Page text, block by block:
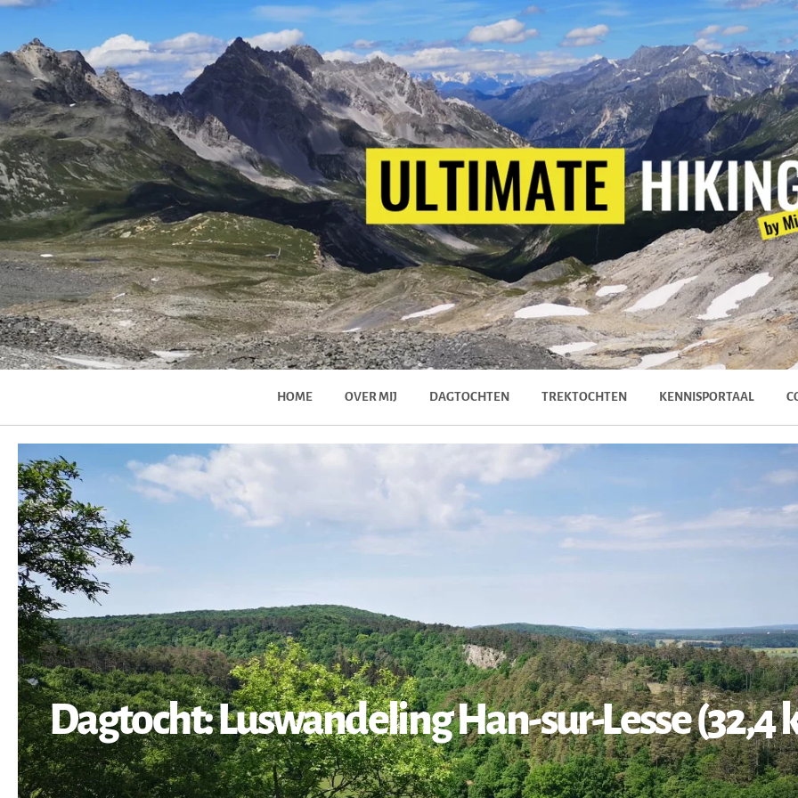
HOME OVER MIJ DAGTOCHTEN TREKTOCHTEN KENNISPORTAAL
Dagtocht: Luswandeling Han-sur-Lesse (32,4